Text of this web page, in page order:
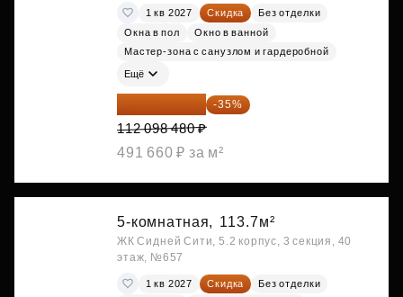
1 кв 2027 Скидка
Без отделки
Окна в пол
Окно в ванной
Мастер-зона с санузлом и гардеробной
Ещё
72 864 012 ₽ -35%
112 098 480 ₽
491 660 ₽ за м²
5-комнатная, 113.7м²
ЖК Сидней Сити, 5.2 корпус, 3 секция, 40
этаж, №657
1 кв 2027 Скидка
Без отделки